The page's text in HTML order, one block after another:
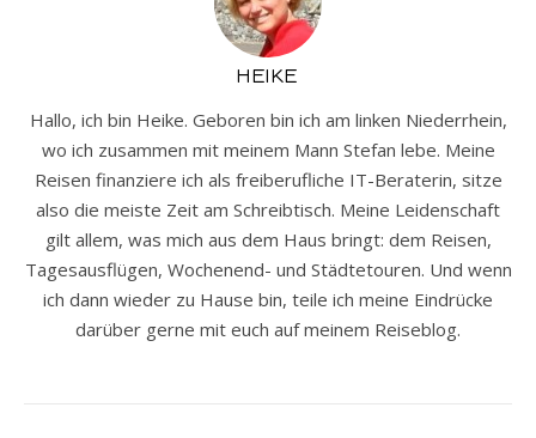
HEIKE
Hallo, ich bin Heike. Geboren bin ich am linken Niederrhein,
wo ich zusammen mit meinem Mann Stefan lebe. Meine
Reisen finanziere ich als freiberufliche IT-Beraterin, sitze
also die meiste Zeit am Schreibtisch. Meine Leidenschaft
gilt allem, was mich aus dem Haus bringt: dem Reisen,
Tagesausflügen, Wochenend- und Städtetouren. Und wenn
ich dann wieder zu Hause bin, teile ich meine Eindrücke
darüber gerne mit euch auf meinem Reiseblog.